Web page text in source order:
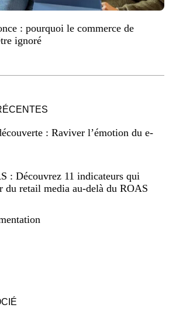
: pourquoi le commerce de
ignoré
: Raviver l’émotion du e-
: Découvrez 11 indicateurs qui
du retail media au-delà du ROAS